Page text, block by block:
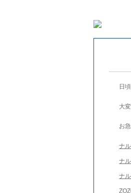
日
大
お
ナ
ナ
ナ